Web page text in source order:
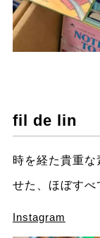
fil de lin
時を経た貴重
せた、ほぼすべ
Instagram